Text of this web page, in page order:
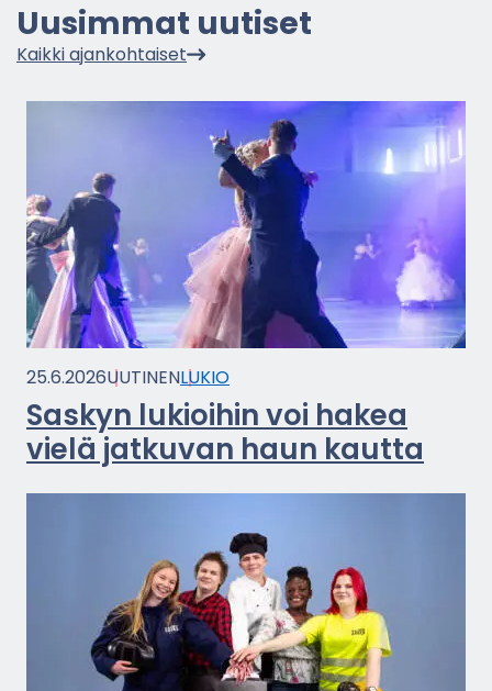
Uusim­mat uu­ti­set
Kaik­ki ajan­koh­tai­set
25.6.2026UU­TI­NENLUKIO
Sas­kyn lu­kioi­hin voi hakea
vielä jat­ku­van haun kaut­ta